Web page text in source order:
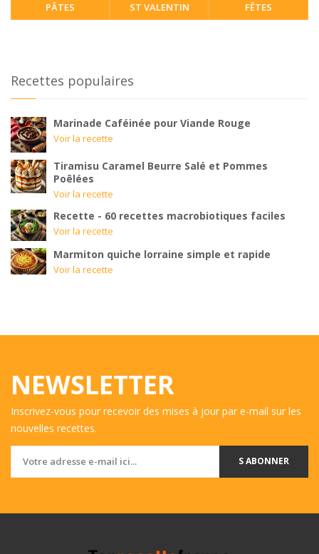
PÂTES ST VALENTIN FÊTES
Recettes populaires
Marinade Caféinée pour Viande Rouge
Voir la recette
Tiramisu Caramel Beurre Salé et Pommes
Poêlées
Voir la recette
Recette - 60 recettes macrobiotiques faciles
Voir la recette
Marmiton quiche lorraine simple et rapide
Voir la recette
NEWSLETTER
Inscrivez-vous pour recevoir des mises à jour par e-mail sur les
nouvelles recettes.
S ABONNER